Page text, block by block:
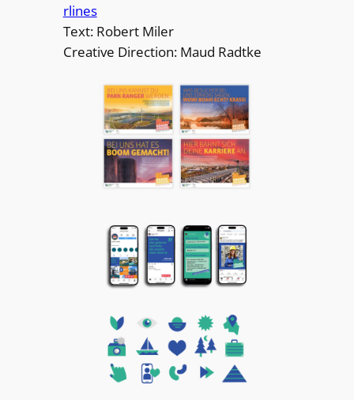
rlines
Text: Robert Miler
Creative Direction: Maud Radtke